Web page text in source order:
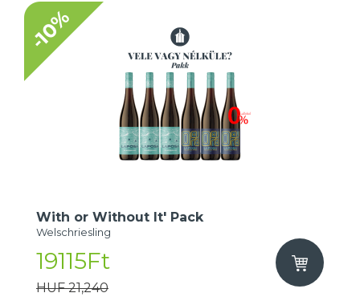
-10%
With or Without It' Pack
Welschriesling
19115Ft
HUF 21,240